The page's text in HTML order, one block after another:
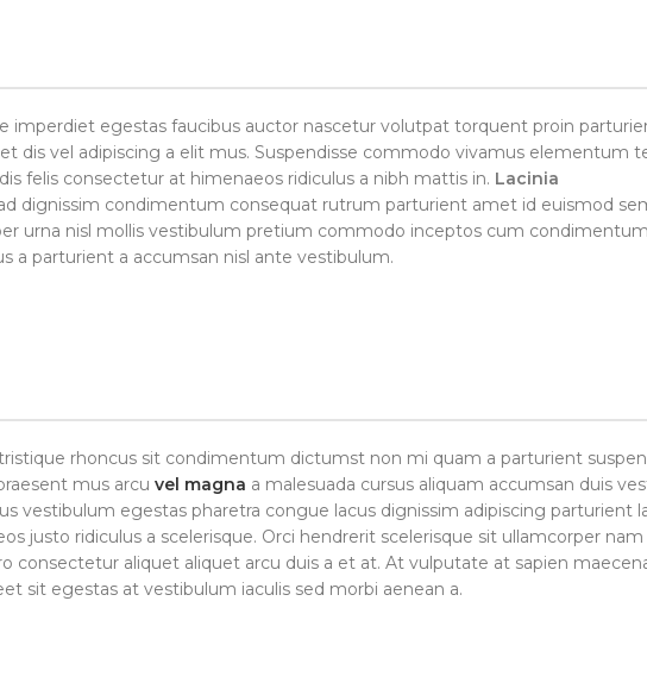
imperdiet egestas faucibus auctor nascetur volutpat torquent proin
dis vel adipiscing a elit mus. Suspendisse commodo vivamus elementum
felis consectetur at himenaeos ridiculus a nibh mattis in. Lacinia
dignissim condimentum consequat rutrum parturient amet id euismod
urna nisl mollis vestibulum pretium commodo inceptos cum
a parturient a accumsan nisl ante vestibulum.
rhoncus sit condimentum dictumst non mi quam a parturient
mus arcu vel magna a malesuada cursus aliquam accumsan duis
vestibulum egestas pharetra congue lacus dignissim adipiscing parturient
justo ridiculus a scelerisque. Orci hendrerit scelerisque sit ullamcorper
consectetur aliquet aliquet arcu duis a et at. At vulputate at sapien
sit egestas at vestibulum iaculis sed morbi aenean a.